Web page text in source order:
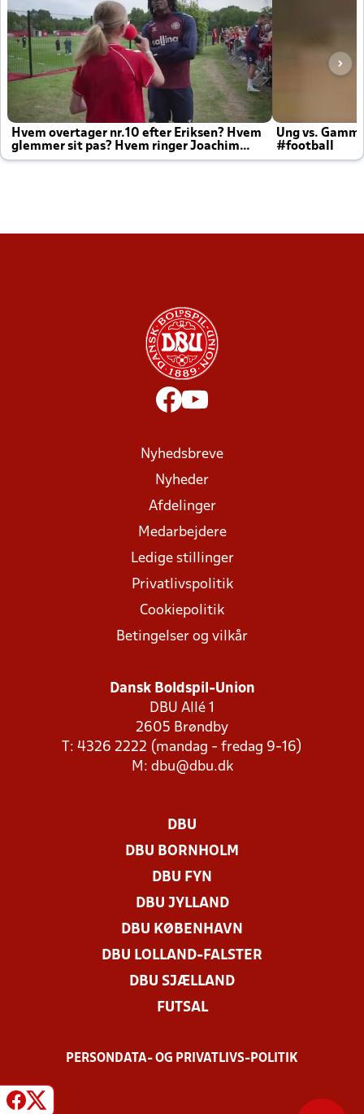
Hvem overtager nr.10 efter Eriksen? Hvem
glemmer sit pas? Hvem ringer Joachim
altid til efter kampe?
Ung vs.
#football
Nyhedsbreve
Nyheder
Afdelinger
Medarbejdere
Ledige stillinger
Privatlivspolitik
Cookiepolitik
Betingelser og vilkår
Dansk Boldspil-Union
DBU Allé 1
2605 Brøndby
T: 4326 2222 (mandag - fredag 9-16)
M: dbu@dbu.dk
DBU
DBU BORNHOLM
DBU FYN
DBU JYLLAND
DBU KØBENHAVN
DBU LOLLAND-FALSTER
DBU SJÆLLAND
FUTSAL
PERSONDATA- OG PRIVATLIVS-POLITIK